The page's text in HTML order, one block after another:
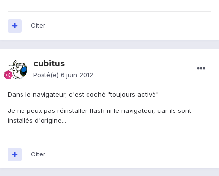
Citer
cubitus
Posté(e) 6 juin 2012
Dans le navigateur, c'est coché "toujours activé"
Je ne peux pas réinstaller flash ni le navigateur, car ils sont
installés d'origine...
Citer